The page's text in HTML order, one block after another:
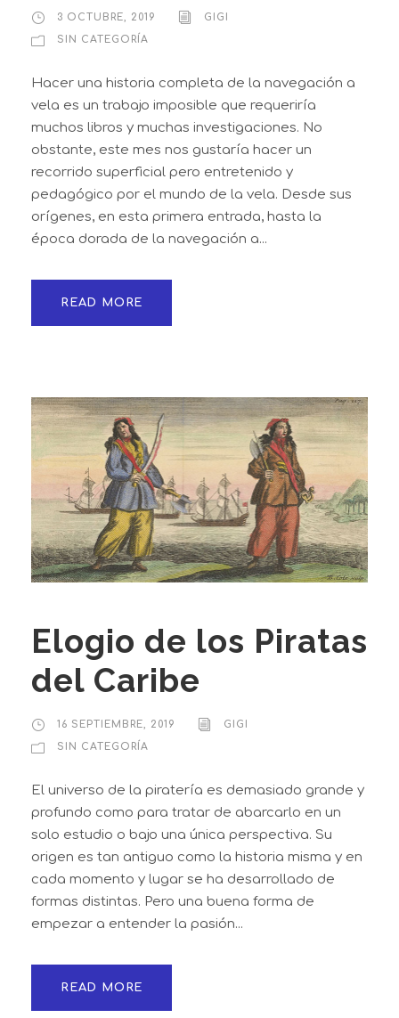
3 OCTUBRE, 2019
GIGI
SIN CATEGORÍA
Hacer una historia completa de la navegación a
vela es un trabajo imposible que requeriría
muchos libros y muchas investigaciones. No
obstante, este mes nos gustaría hacer un
recorrido superficial pero entretenido y
pedagógico por el mundo de la vela. Desde sus
orígenes, en esta primera entrada, hasta la
época dorada de la navegación a...
READ MORE
Elogio de los Piratas
del Caribe
16 SEPTIEMBRE, 2019
GIGI
SIN CATEGORÍA
El universo de la piratería es demasiado grande y
profundo como para tratar de abarcarlo en un
solo estudio o bajo una única perspectiva. Su
origen es tan antiguo como la historia misma y en
cada momento y lugar se ha desarrollado de
formas distintas. Pero una buena forma de
empezar a entender la pasión...
READ MORE